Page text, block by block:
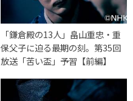
「鎌倉殿の13人」畠山重忠・重
保父子に迫る最期の刻。第35回
放送「苦い盃」予習【前編】